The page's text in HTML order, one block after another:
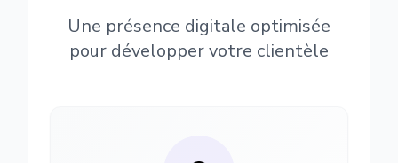
Une présence digitale optimisée
pour développer votre clientèle